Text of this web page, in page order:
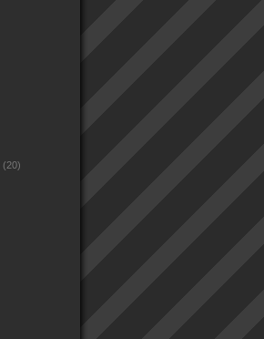
(20)